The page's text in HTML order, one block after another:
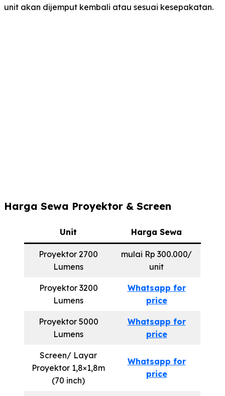
unit akan dijemput kembali atau sesuai kesepakatan.
Harga Sewa Proyektor & Screen
Unit Harga Sewa
Proyektor 2700
Lumens
mulai Rp 300.000/
unit
Proyektor 3200
Lumens
Whatsapp for
price
Proyektor 5000
Lumens
Whatsapp for
price
Screen/ Layar
Proyektor 1,8×1,8m
(70 inch)
Whatsapp for
price